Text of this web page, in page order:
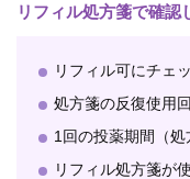
リフィル処方箋で確認
リフィル可にチェ
処方箋の反復使用
1回の投薬期間（
リフィル処方箋が